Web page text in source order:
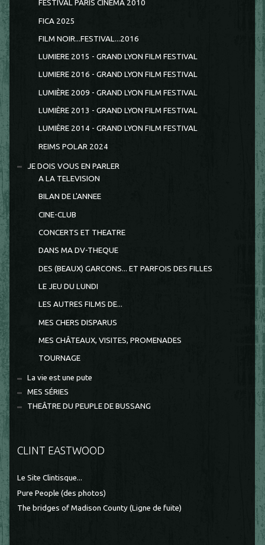
FESTIVAL PARIS CINEMA 2010
FICA 2025
FILM NOIR...FESTIVAL...2016
LUMIERE 2015 - GRAND LYON FILM FESTIVAL
LUMIERE 2016 - GRAND LYON FILM FESTIVAL
LUMIÈRE 2009 - GRAND LYON FILM FESTIVAL
LUMIÈRE 2013 - GRAND LYON FILM FESTIVAL
LUMIÈRE 2014 - GRAND LYON FILM FESTIVAL
REIMS POLAR 2024
JE DOIS VOUS EN PARLER
A LA TELEVISION
BILAN DE L'ANNEE
CINE-CLUB
CONCERTS ET THEATRE
DANS MA DV-THEQUE
DES (BEAUX) GARCONS... ET PARFOIS DES FILLES
LE JEU DU LUNDI
LES AUTRES FILMS DE...
MES CHERS DISPARUS
MES CHÂTEAUX, VISITES, PROMENADES
TOURNAGE
La vie est une pute
MES SÉRIES
THEÂTRE DU PEUPLE DE BUSSANG
CLINT EASTWOOD
Le Site Clintisque...
Pure People (des photos)
The bridges of Madison County (Ligne de fuite)